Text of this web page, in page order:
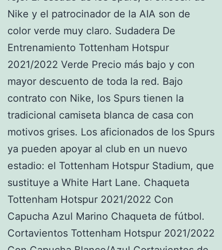
Nike y el patrocinador de la AIA son de
color verde muy claro. Sudadera De
Entrenamiento Tottenham Hotspur
2021/2022 Verde Precio más bajo y con
mayor descuento de toda la red. Bajo
contrato con Nike, los Spurs tienen la
tradicional camiseta blanca de casa con
motivos grises. Los aficionados de los Spurs
ya pueden apoyar al club en un nuevo
estadio: el Tottenham Hotspur Stadium, que
sustituye a White Hart Lane. Chaqueta
Tottenham Hotspur 2021/2022 Con
Capucha Azul Marino Chaqueta de fútbol.
Cortavientos Tottenham Hotspur 2021/2022